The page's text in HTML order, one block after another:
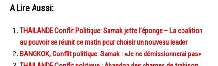
A Lire Aussi:
THAILANDE Conflit Politique: Samak jette l’éponge – La coalition
au pouvoir se réunit ce matin pour choisir un nouveau leader
BANGKOK, Conflit politique: Samak : «Je ne démissionnerai pas»